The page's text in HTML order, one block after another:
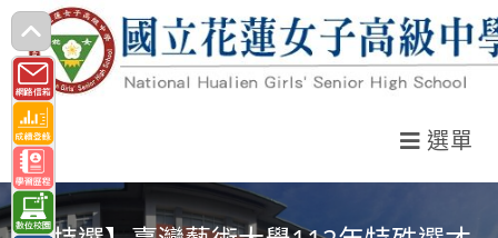
跳
轉
至
主
要
內
容
選單